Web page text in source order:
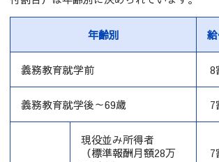
年齢別
義務教育就学前 8
義務教育就学後～69歳 7
現役並み所得者
（標準報酬月額28万
7